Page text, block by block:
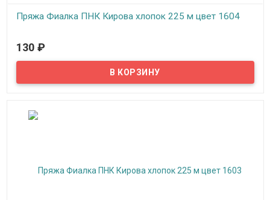
Пряжа Фиалка ПНК Кирова хлопок 225 м цвет 1604
подходит для машинного вязания, можно вязать верхний
трикотаж, скатерти, салфетки, покрывала, пледы.
130 ₽